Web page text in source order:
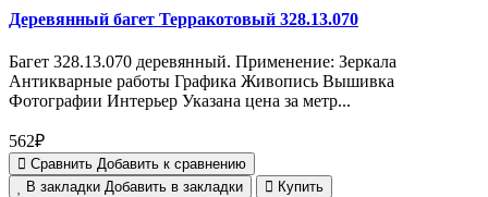
Деревянный багет Терракотовый 328.13.070
Багет 328.13.070 деревянный. Применение: Зеркала
Антикварные работы Графика Живопись Вышивка
Фотографии Интерьер Указана цена за метр...
562₽
Сравнить Добавить к сравнению
В закладки Добавить в закладки Купить